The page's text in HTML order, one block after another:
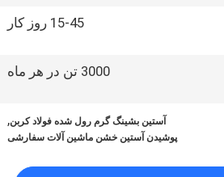
15-45 روز کار
3000 تن در هر ماه
آستین بشینگ گرم رول شده فولاد کربن,
پوشیدن آستین خشن ماشین آلات سفارشی